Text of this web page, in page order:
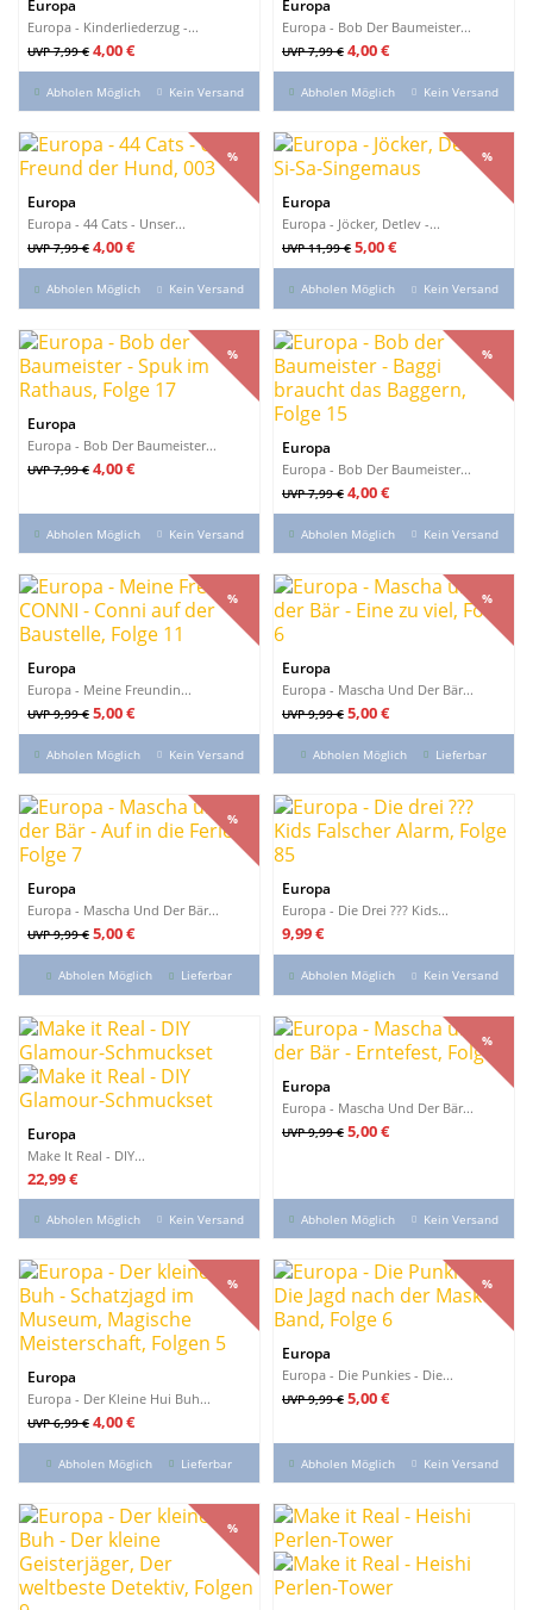
Europa
Europa - Kinderliederzug -...
Verkaufspreis
UVP 7,99 € Preis
4,00 €
Abholen Möglich Kein Versand
Europa
Europa - Bob Der Baumeister...
Verkaufspreis
UVP 7,99 € Preis
4,00 €
Abholen Möglich Kein Versand
Europa
Europa - 44 Cats - Unser...
Verkaufspreis
UVP 7,99 €
%
Preis
4,00 €
%
Abholen Möglich Kein Versand
Europa
Europa - Jöcker, Detlev -...
Verkaufspreis
UVP 11,99 €
%
Preis
5,00 €
%
Abholen Möglich Kein Versand
Europa
Europa - Bob Der Baumeister...
Verkaufspreis
UVP 7,99 €
%
Preis
4,00 €
%
Abholen Möglich Kein Versand
Europa
Europa - Bob Der Baumeister...
Verkaufspreis
UVP 7,99 €
%
Preis
4,00 €
%
Abholen Möglich Kein Versand
Europa
Europa - Meine Freundin...
Verkaufspreis
UVP 9,99 €
%
Preis
5,00 €
%
Abholen Möglich Kein Versand
Europa
Europa - Mascha Und Der Bär...
Verkaufspreis
UVP 9,99 €
%
Preis
5,00 €
%
Abholen Möglich Lieferbar
Europa
Europa - Mascha Und Der Bär...
Verkaufspreis
UVP 9,99 €
%
Preis
5,00 €
%
Abholen Möglich Lieferbar
Europa
Europa - Die Drei ??? Kids...
Preis
9,99 €
Abholen Möglich Kein Versand
Europa
Make It Real - DIY...
Preis
22,99 €
Abholen Möglich Kein Versand
Europa
Europa - Mascha Und Der Bär...
Verkaufspreis
UVP 9,99 €
%
Preis
5,00 €
%
Abholen Möglich Kein Versand
Europa
Europa - Der Kleine Hui Buh...
Verkaufspreis
UVP 6,99 €
%
Preis
4,00 €
%
Abholen Möglich Lieferbar
Europa
Europa - Die Punkies - Die...
Verkaufspreis
UVP 9,99 €
%
Preis
5,00 €
%
Abholen Möglich Kein Versand
%
%